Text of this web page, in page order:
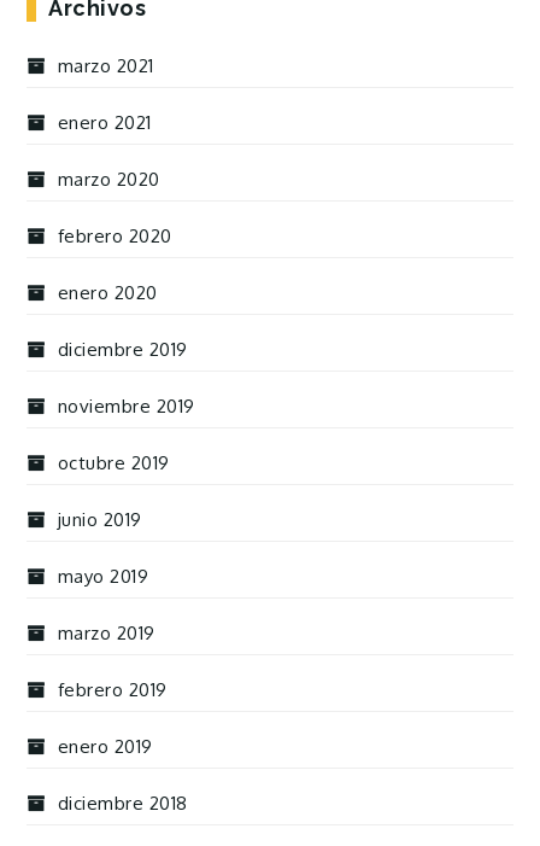
Archivos
marzo 2021
enero 2021
marzo 2020
febrero 2020
enero 2020
diciembre 2019
noviembre 2019
octubre 2019
junio 2019
mayo 2019
marzo 2019
febrero 2019
enero 2019
diciembre 2018